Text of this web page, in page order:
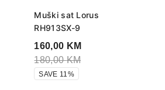
Muški sat Lorus
RH913SX-9
160,00 KM
180,00KM
SAVE 11%